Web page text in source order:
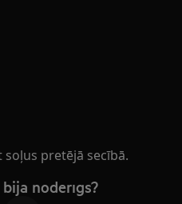
pretējā secībā.
noderīgs?